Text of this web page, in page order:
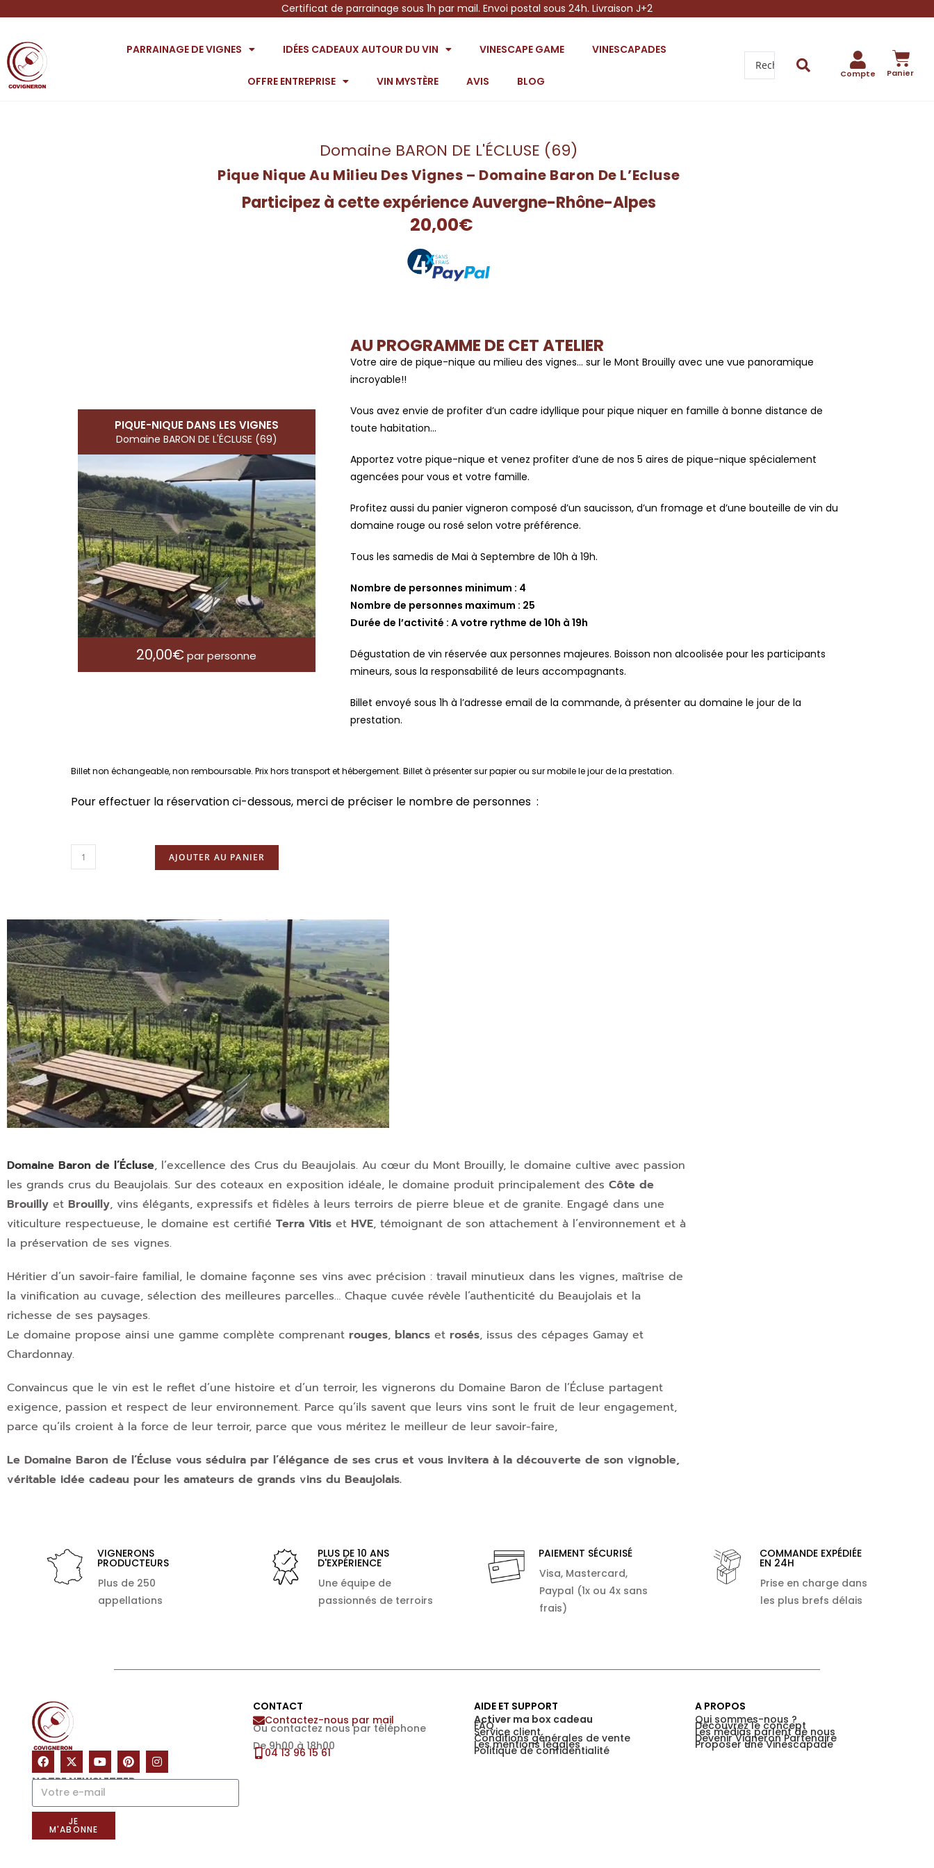
Certificat de parrainage sous 1h par mail. Envoi postal sous 24h. Livraison J+2
PARRAINAGE DE VIGNES IDÉES CADEAUX AUTOUR DU VIN VINESCAPE GAME VINESCAPADES
OFFRE ENTREPRISE VIN MYSTÈRE AVIS BLOG
Compte Panier
Domaine BARON DE L'ÉCLUSE (69)
Pique Nique Au Milieu Des Vignes – Domaine Baron De L’Ecluse
Participez à cette expérience Auvergne-Rhône-Alpes
20,00€
PIQUE-NIQUE DANS LES VIGNES
Domaine BARON DE L'ÉCLUSE (69)
20,00€par personne
AU PROGRAMME DE CET ATELIER
Votre aire de pique-nique au milieu des vignes… sur le Mont Brouilly avec une vue panoramique
incroyable!!
Vous avez envie de profiter d’un cadre idyllique pour pique niquer en famille à bonne distance de
toute habitation…
Apportez votre pique-nique et venez profiter d’une de nos 5 aires de pique-nique spécialement
agencées pour vous et votre famille.
Profitez aussi du panier vigneron composé d’un saucisson, d’un fromage et d’une bouteille de vin du
domaine rouge ou rosé selon votre préférence.
Tous les samedis de Mai à Septembre de 10h à 19h.
Nombre de personnes minimum : 4
Nombre de personnes maximum : 25
Durée de l’activité : A votre rythme de 10h à 19h
Dégustation de vin réservée aux personnes majeures. Boisson non alcoolisée pour les participants
mineurs, sous la responsabilité de leurs accompagnants.
Billet envoyé sous 1h à l’adresse email de la commande, à présenter au domaine le jour de la
prestation.
Billet non échangeable, non remboursable. Prix hors transport et hébergement. Billet à présenter sur papier ou sur mobile le jour de la prestation.
Pour effectuer la réservation ci-dessous, merci de préciser le nombre de personnes :
AJOUTER AU PANIER
Domaine Baron de l’Écluse, l’excellence des Crus du Beaujolais. Au cœur du Mont Brouilly, le domaine cultive avec passion
les grands crus du Beaujolais. Sur des coteaux en exposition idéale, le domaine produit principalement des Côte de
Brouilly et Brouilly, vins élégants, expressifs et fidèles à leurs terroirs de pierre bleue et de granite. Engagé dans une
viticulture respectueuse, le domaine est certifié Terra Vitis et HVE, témoignant de son attachement à l’environnement et à
la préservation de ses vignes.
Héritier d’un savoir-faire familial, le domaine façonne ses vins avec précision : travail minutieux dans les vignes, maîtrise de
la vinification au cuvage, sélection des meilleures parcelles… Chaque cuvée révèle l’authenticité du Beaujolais et la
richesse de ses paysages.
Le domaine propose ainsi une gamme complète comprenant rouges, blancs et rosés, issus des cépages Gamay et
Chardonnay.
Convaincus que le vin est le reflet d’une histoire et d’un terroir, les vignerons du Domaine Baron de l’Écluse partagent
exigence, passion et respect de leur environnement. Parce qu’ils savent que leurs vins sont le fruit de leur engagement,
parce qu’ils croient à la force de leur terroir, parce que vous méritez le meilleur de leur savoir-faire,
Le Domaine Baron de l’Écluse vous séduira par l’élégance de ses crus et vous invitera à la découverte de son vignoble,
véritable idée cadeau pour les amateurs de grands vins du Beaujolais.
VIGNERONS
PRODUCTEURS
Plus de 250
appellations
PLUS DE 10 ANS
D'EXPÉRIENCE
Une équipe de
passionnés de terroirs
PAIEMENT SÉCURISÉ
Visa, Mastercard,
Paypal (1x ou 4x sans
frais)
COMMANDE EXPÉDIÉE
EN 24H
Prise en charge dans
les plus brefs délais
NOTRE NEWSLETTER
JE
M'ABONNE
CONTACT
Contactez-nous par mail
Ou contactez nous par téléphone
De 9h00 à 18h00
04 13 96 15 61
AIDE ET SUPPORT
Activer ma box cadeau
FAQ
Service client
Conditions générales de vente
Les mentions légales
Politique de confidentialité
A PROPOS
Qui sommes-nous ?
Découvrez le concept
Les médias parlent de nous
Devenir Vigneron Partenaire
Proposer une Vinescapade